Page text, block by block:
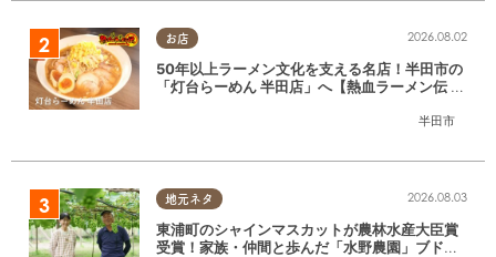
お店
半田市
2026.08.02
50年以上ラーメン文化を支える名店！半田市の
「灯台らーめん 半田店」へ【熱血ラーメン伝 8
地元ネタ 2026.08.03
東浦町のシャインマスカットが農林水産大臣賞
受賞！家族・仲間と歩んだ「水野農園」ブドウ